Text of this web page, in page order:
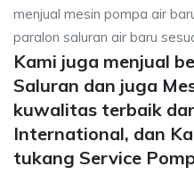
menjual mesin pompa air
paralon saluran air baru
Kami juga menjual
Saluran dan juga
kuwalitas terbaik
International, dan
tukang Service